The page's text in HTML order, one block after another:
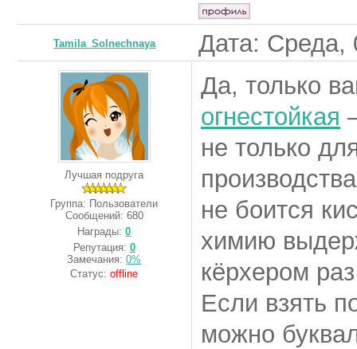
Tamila_Solnechnaya Дата:
Лучшая подруга
Группа: Пользователи
Сообщений: 680
Награды:0
Репутация: 0
Замечания:0%
Статус:offline
Да, только
огнестойкая
не только
не боится
химию
кёрхером
Если взять
можно